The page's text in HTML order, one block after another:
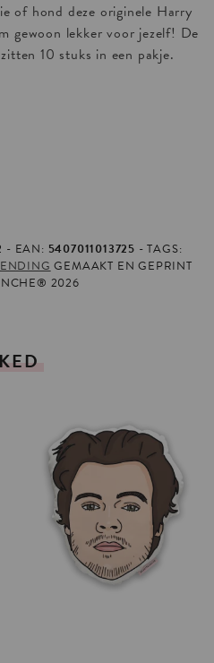
of hond deze originele Harry
gewoon lekker voor jezelf! De
10 stuks in een pakje.
EAN: 5407011013725
TAGS:
GEMAAKT EN GEPRINT
2026